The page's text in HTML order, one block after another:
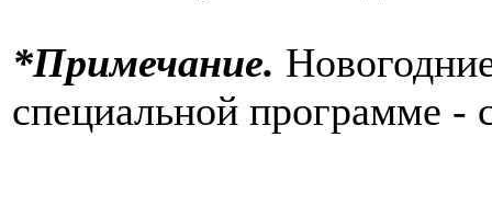
*Примечание.
специальной программе -